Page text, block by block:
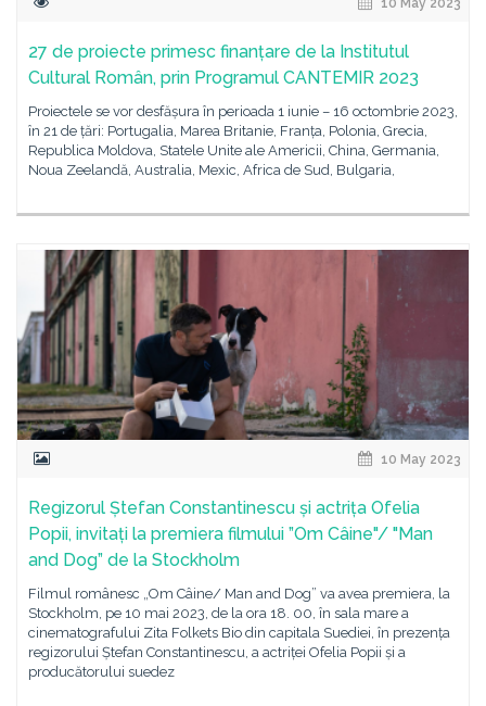
10 May 2023
27 de proiecte primesc finanțare de la Institutul
Cultural Român, prin Programul CANTEMIR 2023
Proiectele se vor desfășura în perioada 1 iunie – 16 octombrie 2023,
în 21 de țări: Portugalia, Marea Britanie, Franța, Polonia, Grecia,
Republica Moldova, Statele Unite ale Americii, China, Germania,
Noua Zeelandă, Australia, Mexic, Africa de Sud, Bulgaria,
10 May 2023
Regizorul Ștefan Constantinescu și actrița Ofelia
Popii, invitați la premiera filmului ”Om Câine"/ "Man
and Dog” de la Stockholm
Filmul românesc „Om Câine/ Man and Dog” va avea premiera, la
Stockholm, pe 10 mai 2023, de la ora 18. 00, în sala mare a
cinematografului Zita Folkets Bio din capitala Suediei, în prezența
regizorului Ștefan Constantinescu, a actriței Ofelia Popii și a
producătorului suedez